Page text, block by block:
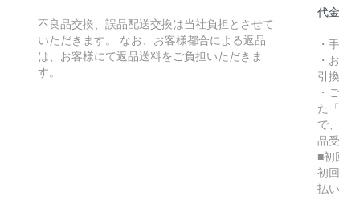
不良品交換、誤品配送交換は当社負担とさせて
いただきます。 なお、お客様都合による返品
は、お客様にて返品送料をご負担いただきま
す。
代
・
・
引
・
た
で
品
■初
初
払